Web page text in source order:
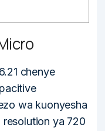
chenye
wa kuonyesha
resolution ya 720